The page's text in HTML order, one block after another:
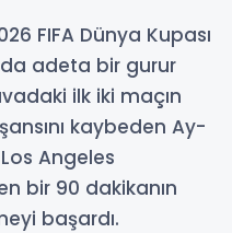
FIFA Dünya Kupası
adeta bir gurur
ilk iki maçın
kaybeden Ay-
Los Angeles
bir 90 dakikanın
başardı.